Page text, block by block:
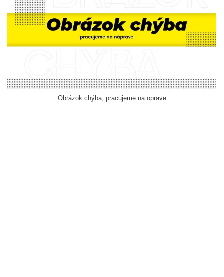
Obrázok chýba, pracujeme na oprave